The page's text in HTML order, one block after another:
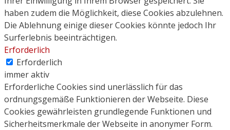
haben zudem die Möglichkeit, diese Cookies abzulehnen.
Die Ablehnung einige dieser Cookies könnte jedoch Ihr
Surferlebnis beeinträchtigen.
Erforderlich
Erforderlich
immer aktiv
Erforderliche Cookies sind unerlässlich für das
ordnungsgemäße Funktionieren der Webseite. Diese
Cookies gewährleisten grundlegende Funktionen und
Sicherheitsmerkmale der Webseite in anonymer Form.